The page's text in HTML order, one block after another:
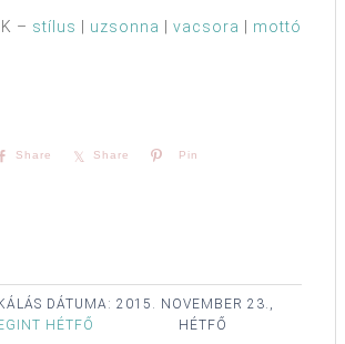
– stílus uzsonna vacsora mottó
Share Share Pin
DÁTUMA: 2015. NOVEMBER 23.,
HÉTFŐ
HÉTFŐ